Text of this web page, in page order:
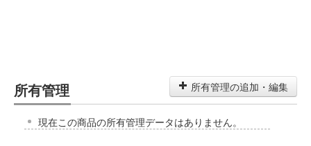
所有管理 所有管理の追加・編集
現在この商品の所有管理データはありません。